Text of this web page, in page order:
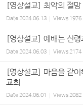
[영상설교] 최악의 절
Date2024.06.13 Views 1976
[영상설교] 예배는 신령
Date2024.06.03 Views2174
[영상설교] 마음을 같
교회
Date2024.06.01 Views2082